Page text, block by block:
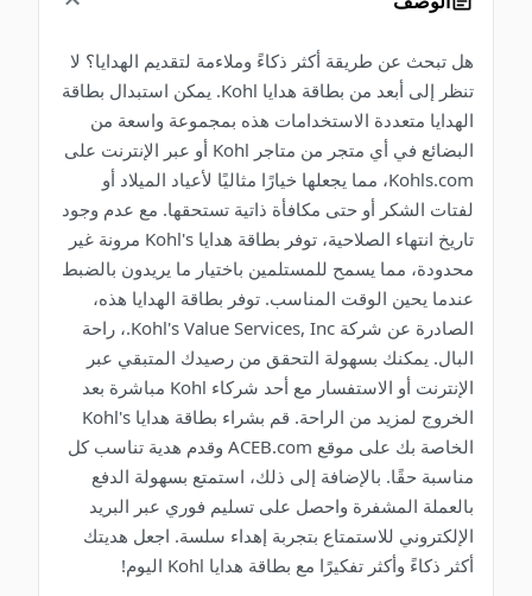
هل تبحث عن طريقة أكثر ذكاءً وملاءمة لتقديم الهدايا؟ لا
تنظر إلى أبعد من بطاقة هدايا Kohl. يمكن استبدال بطاقة
الهدايا متعددة الاستخدامات هذه بمجموعة واسعة من
البضائع في أي متجر من متاجر Kohl أو عبر الإنترنت على
Kohls.com، مما يجعلها خيارًا مثاليًا لأعياد الميلاد أو
لفتات الشكر أو حتى مكافأة ذاتية تستحقها. مع عدم وجود
تاريخ انتهاء الصلاحية، توفر بطاقة هدايا Kohl's مرونة غير
محدودة، مما يسمح للمستلمين باختيار ما يريدون بالضبط
عندما يحين الوقت المناسب. توفر بطاقة الهدايا هذه،
الصادرة عن شركة Kohl's Value Services, Inc.، راحة
البال. يمكنك بسهولة التحقق من رصيدك المتبقي عبر
الإنترنت أو الاستفسار مع أحد شركاء Kohl مباشرة بعد
الخروج لمزيد من الراحة. قم بشراء بطاقة هدايا Kohl's
الخاصة بك على موقع ACEB.com وقدم هدية تناسب كل
مناسبة حقًا. بالإضافة إلى ذلك، استمتع بسهولة الدفع
بالعملة المشفرة واحصل على تسليم فوري عبر البريد
الإلكتروني للاستمتاع بتجربة إهداء سلسة. اجعل هديتك
أكثر ذكاءً وأكثر تفكيرًا مع بطاقة هدايا Kohl اليوم!